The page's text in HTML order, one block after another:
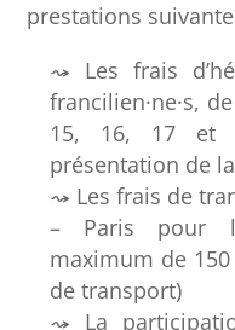
prestations
Les frais
francilien·ne·s,
15, 16, 17 et
présentation de
Les frais de
– Paris pour
maximum de
de transport)
La